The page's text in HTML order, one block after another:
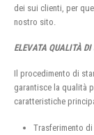
dei sui clienti, per
nostro sito.
ELEVATA QUALITÀ
Il procedimento di
garantisce la qualità
caratteristiche
Trasferimento